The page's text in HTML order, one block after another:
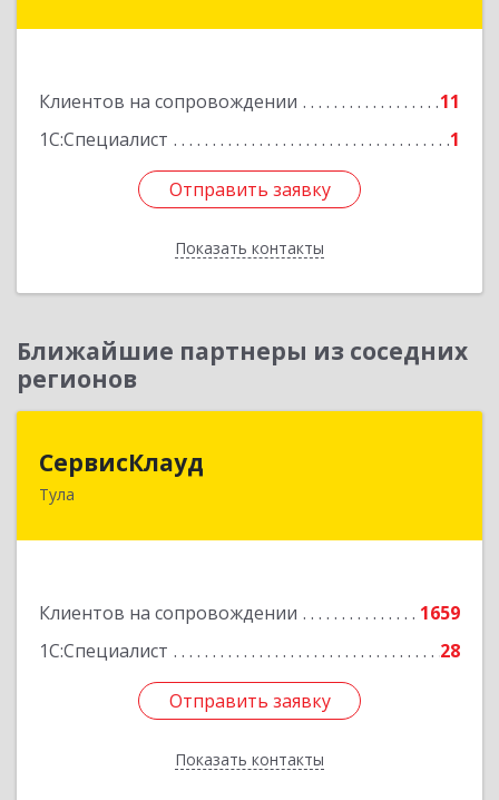
Клиентов на сопровождении
11
1С:Специалист
1
Отправить заявку
Показать контакты
Отправить заявку
Назад
Ближайшие партнеры из соседних
регионов
СервисКлауд
Тула
Клиентов на сопровождении
1659
1С:Специалист
28
Отправить заявку
Показать контакты
300028, Тульская обл, Тула г, Болдина ул, дом №
Отправить заявку
Назад